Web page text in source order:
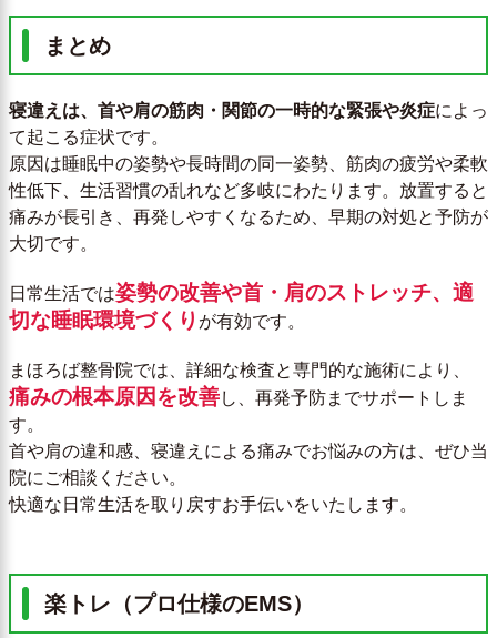
まとめ
寝違えは、首や肩の筋肉・関節の一時的な緊張や炎症によっ
て起こる症状です。
原因は睡眠中の姿勢や長時間の同一姿勢、筋肉の疲労や柔軟
性低下、生活習慣の乱れなど多岐にわたります。放置すると
痛みが長引き、再発しやすくなるため、早期の対処と予防が
大切です。
日常生活では姿勢の改善や首・肩のストレッチ、適
切な睡眠環境づくり が有効です。
まほろば整骨院では、詳細な検査と専門的な施術により、
痛みの根本原因を改善し、再発予防までサポートしま
す。
首や肩の違和感、寝違えによる痛みでお悩みの方は、ぜひ当
院にご相談ください。
快適な日常生活を取り戻すお手伝いをいたします。
楽トレ（プロ仕様のEMS）